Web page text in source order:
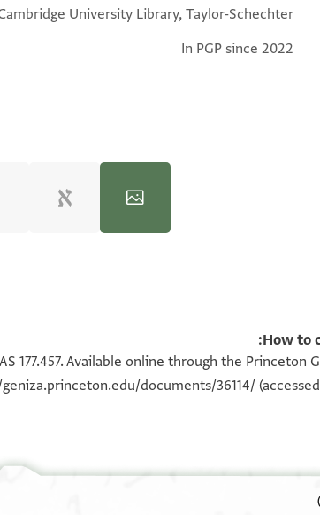
University Library, Taylor-Schechter
In PGP since 2022
100%
100%
How to
177.457. Available online through the Princeton
documents/36114/